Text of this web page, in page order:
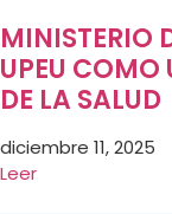
MINISTERIO
UPEU COMO
DE LA SALUD
diciembre 11, 2025
Leer